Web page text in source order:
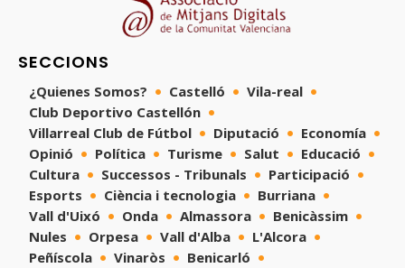
SECCIONS
¿Quienes Somos? Castelló
Vila-real
Club Deportivo Castellón
Villarreal Club de Fútbol
Diputació
Economía
Opinió
Política Turisme Salut
Educació
Cultura
Successos - Tribunals
Participació
Esports
Ciència i tecnologia
Burriana
Vall d'Uixó
Onda Almassora
Benicàssim
Nules
Orpesa Vall d'Alba
L'Alcora
Peñíscola
Vinaròs
Benicarló